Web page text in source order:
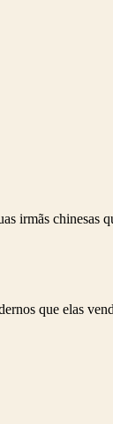
irmãs chinesas
que elas